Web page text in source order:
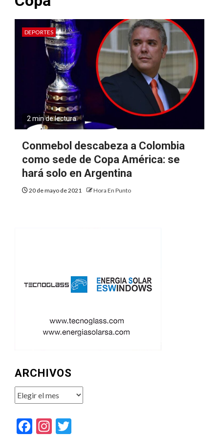
DEPORTES
2 min de lectura
Conmebol descabeza a Colombia
como sede de Copa América: se
hará solo en Argentina
20 de mayo de 2021 Hora En Punto
ARCHIVOS
Archivos
Facebook
Instagram